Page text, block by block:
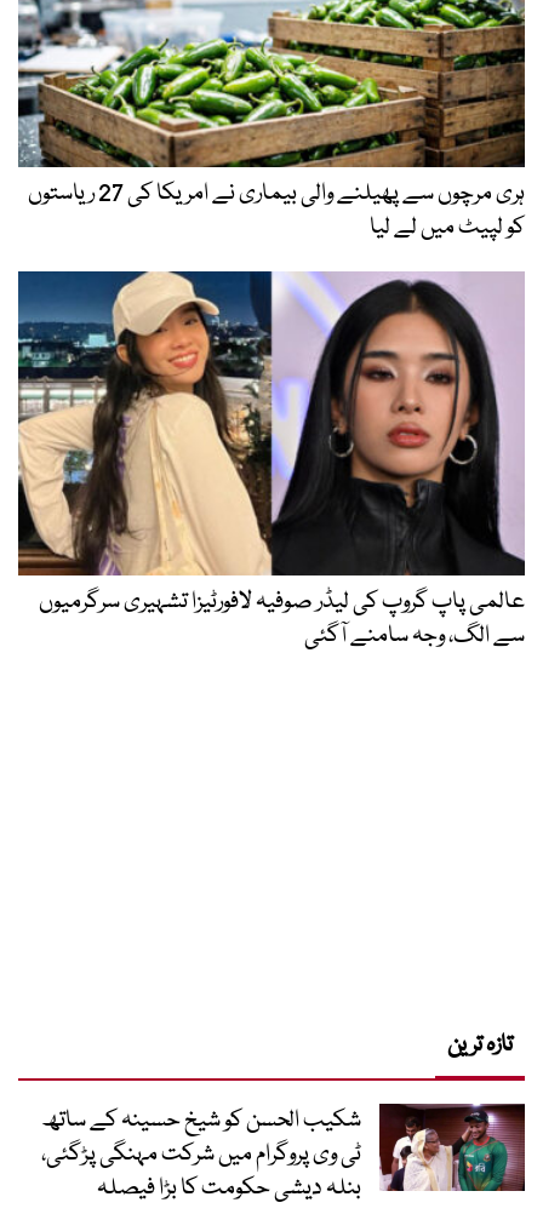
ہری مرچوں سے پھیلنے والی بیماری نے امریکا کی 27 ریاستوں
کو لپیٹ میں لے لیا
عالمی پاپ گروپ کی لیڈر صوفیہ لافورٹیزا تشہیری سرگرمیوں
سے الگ، وجہ سامنے آگئی
تازہ ترین
شکیب الحسن کو شیخ حسینہ کے ساتھ
ٹی وی پروگرام میں شرکت مہنگی پڑگئی،
بنلہ دیشی حکومت کا بڑا فیصلہ